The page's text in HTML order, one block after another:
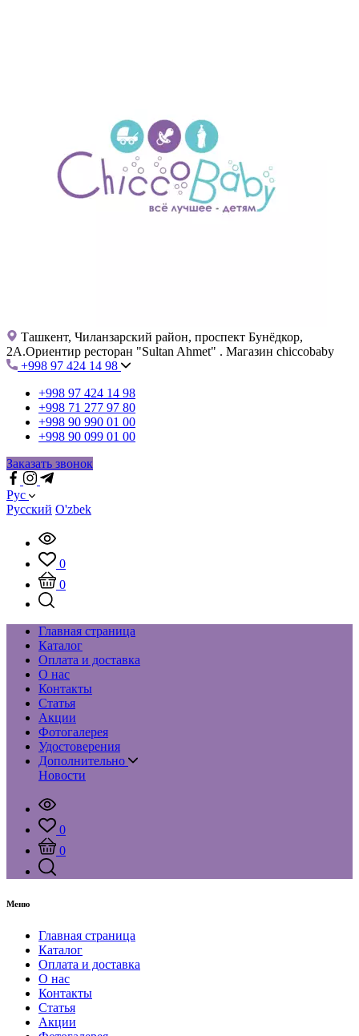
Ташкент, Чиланзарский район, проспект Бунёдкор,
2А.Ориентир ресторан "Sultan Ahmet" . Магазин chiccobaby
+998 97 424 14 98
+998 97 424 14 98
+998 71 277 97 80
+998 90 990 01 00
+998 90 099 01 00
Заказать звонок
Рус
Русский O'zbek
0
0
Главная страница
Каталог
Оплата и доставка
О нас
Контакты
Статья
Акции
Фотогалерея
Удостоверения
Дополнительно
Новости
0
0
Меню
Главная страница
Каталог
Оплата и доставка
О нас
Контакты
Статья
Акции